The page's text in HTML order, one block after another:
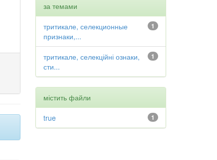
за темами
1
тритикале, селекционные
признаки,...
1
тритикале, селекційні ознаки,
сти...
містить файли
1
true